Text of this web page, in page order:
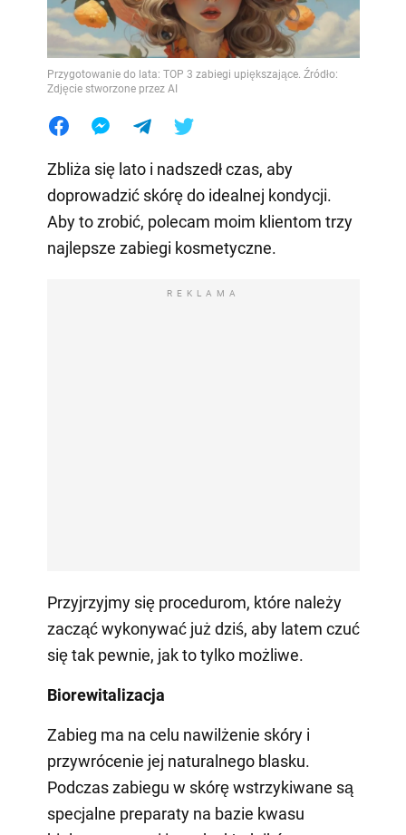
Przygotowanie do lata: TOP 3 zabiegi upiększające. Źródło:
Zdjęcie stworzone przez AI
Zbliża się lato i nadszedł czas, aby
doprowadzić skórę do idealnej kondycji.
Aby to zrobić, polecam moim klientom trzy
najlepsze zabiegi kosmetyczne.
REKLAMA
Przyjrzyjmy się procedurom, które należy
zacząć wykonywać już dziś, aby latem czuć
się tak pewnie, jak to tylko możliwe.
Biorewitalizacja
Zabieg ma na celu nawilżenie skóry i
przywrócenie jej naturalnego blasku.
Podczas zabiegu w skórę wstrzykiwane są
specjalne preparaty na bazie kwasu